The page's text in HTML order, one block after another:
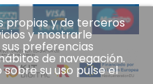
propias y de terceros
y mostrarle
preferencias
de navegación.
su uso pulse el